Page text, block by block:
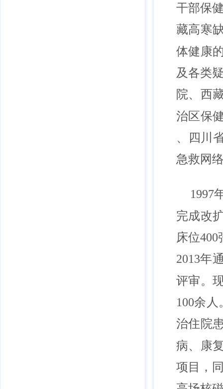
干部保
藏高寒
体健康
及各类
院、西
治区保
、四川
急救网
1997
完成改
床位
2013年
评审。
100余
治住院
病、康
项目，